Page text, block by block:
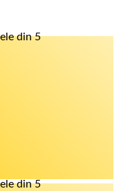
din 5
din 5